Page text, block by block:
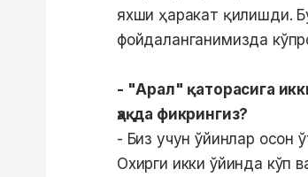
яхши ҳаракат қилишди.
фойдаланганимизда
- "Арал" қаторасига
ҳақда фикрингиз?
- Биз учун ўйинлар осон
Охирги икки ўйинда кўп